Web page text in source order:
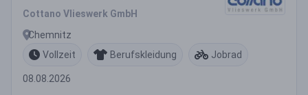
Cottano Vlieswerk GmbH
Chemnitz
Vollzeit
Berufskleidung Jobrad
08.08.2026